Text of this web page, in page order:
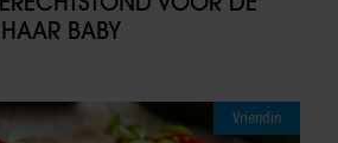
BABY
Vriendin